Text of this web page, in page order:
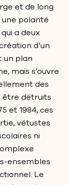
et de long
polarité
a deux
d’un
un plan
mais s’ouvre
des
être détruits
et 1984, ces
vétustes
ni
ensembles
Le